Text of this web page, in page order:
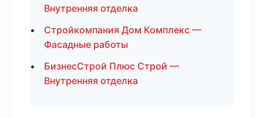
Внутренняя отделка
Стройкомпания Дом Комплекс —
Фасадные работы
БизнесСтрой Плюс Строй —
Внутренняя отделка